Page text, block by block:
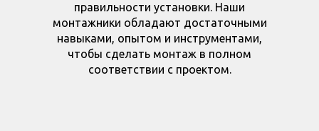
правильности установки. Наши
монтажники обладают достаточными
навыками, опытом и инструментами,
чтобы сделать монтаж в полном
соответствии с проектом.